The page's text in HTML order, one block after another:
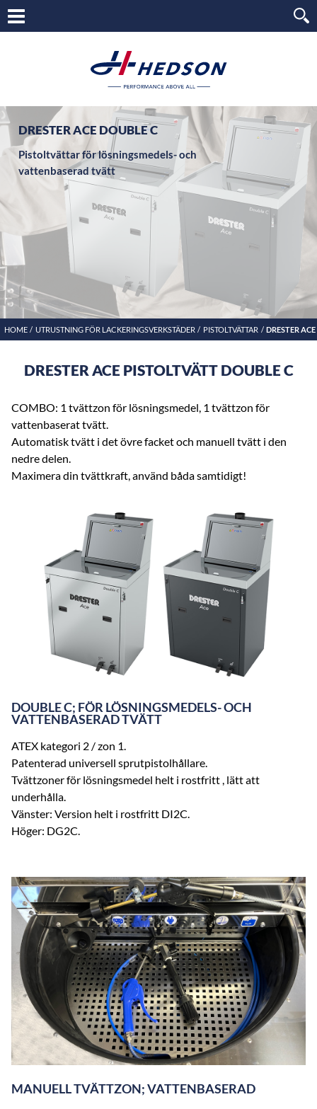
DRESTER ACE DOUBLE C
Pistoltvättar för lösningsmedels- och
vattenbaserad tvätt
HOME UTRUSTNING FÖR LACKERINGSVERKSTÄDER PISTOLTVÄTTAR DRESTER
DRESTER ACE PISTOLTVÄTT DOUBLE C
COMBO: 1 tvättzon för lösningsmedel, 1 tvättzon för
vattenbaserat tvätt.
Automatisk tvätt i det övre facket och manuell tvätt i den
nedre delen.
Maximera din tvättkraft, använd båda samtidigt!
DOUBLE C; FÖR LÖSNINGSMEDELS- OCH
VATTENBASERAD TVÄTT
ATEX kategori 2 / zon 1.
Patenterad universell sprutpistolhållare.
Tvättzoner för lösningsmedel helt i rostfritt , lätt att
underhålla.
Vänster: Version helt i rostfritt DI2C.
Höger: DG2C.
MANUELL TVÄTTZON; VATTENBASERAD